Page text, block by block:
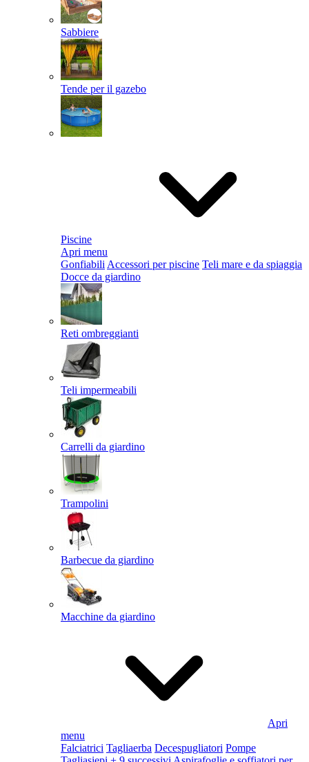
Sabbiere
Tende per il gazebo
Piscine
Apri menu
Gonfiabili Accessori per piscine Teli mare e da spiaggia
Docce da giardino
Reti ombreggianti
Teli impermeabili
Carrelli da giardino
Trampolini
Barbecue da giardino
Macchine da giardino
Apri
menu
Falciatrici Tagliaerba Decespugliatori Pompe